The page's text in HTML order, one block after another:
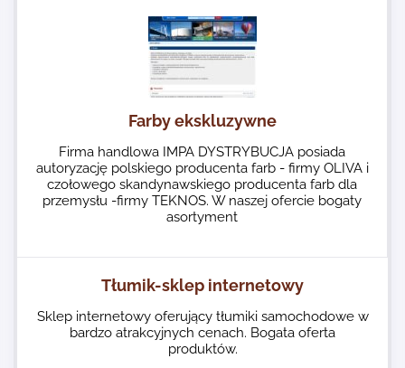
Farby ekskluzywne
Firma handlowa IMPA DYSTRYBUCJA posiada
autoryzację polskiego producenta farb - firmy OLIVA i
czołowego skandynawskiego producenta farb dla
przemysłu -firmy TEKNOS. W naszej ofercie bogaty
asortyment
Tłumik-sklep internetowy
Sklep internetowy oferujący tłumiki samochodowe w
bardzo atrakcyjnych cenach. Bogata oferta
produktów.